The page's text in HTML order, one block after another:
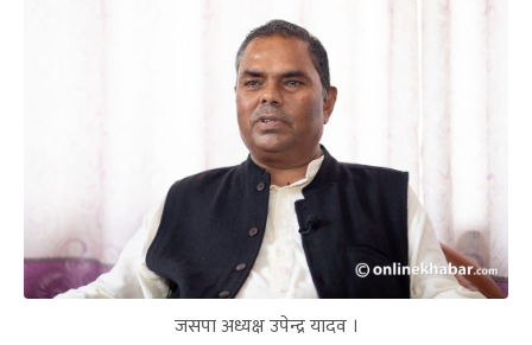
जसपा अध्यक्ष उपेन्द्र यादव ।